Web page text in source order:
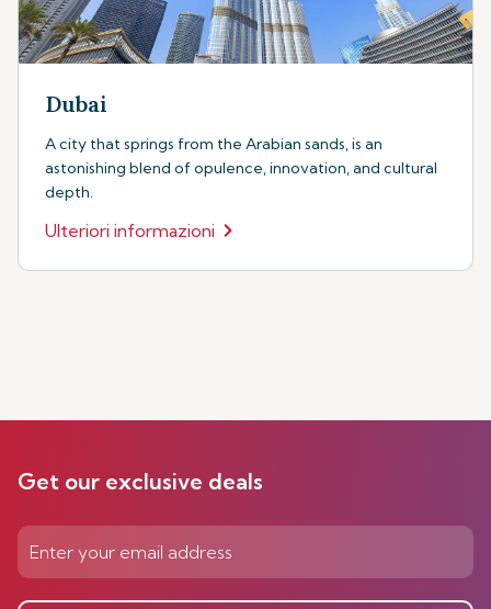
Dubai
A city that springs from the Arabian sands, is an
astonishing blend of opulence, innovation, and cultural
depth.
Ulteriori informazioni
Get our exclusive deals